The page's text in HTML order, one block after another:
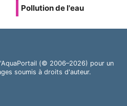
Pollution de l'eau
(© 2006–2026) pour un
soumis à droits d'auteur.